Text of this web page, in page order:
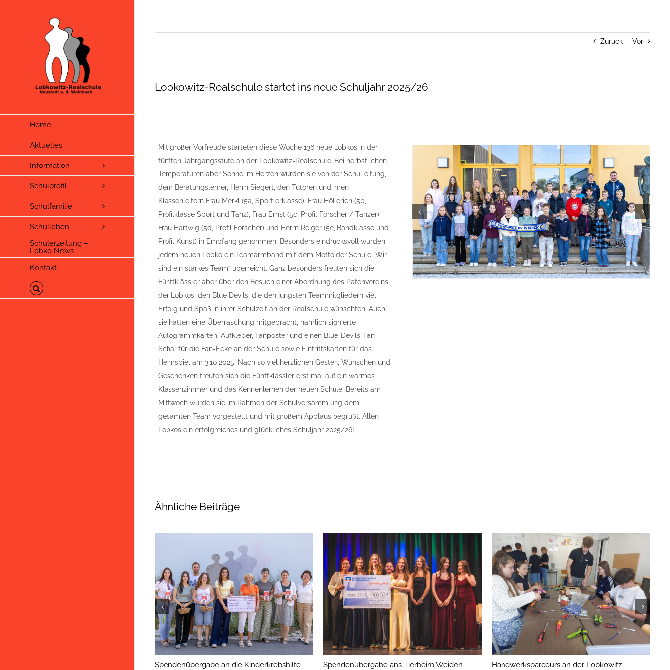
Home
Aktuelles
Information
Schulprofil
Schulfamilie
Schulleben
Schülerzeitung –
Lobko News
Kontakt
Zurück Vor
Lobkowitz-Realschule startet ins neue Schuljahr 2025/26
Mit großer Vorfreude starteten diese Woche 136 neue Lobkos in der
fünften Jahrgangsstufe an der Lobkowitz-Realschule. Bei herbstlichen
Temperaturen aber Sonne im Herzen wurden sie von der Schulleitung,
dem Beratungslehrer, Herrn Siegert, den Tutoren und ihren
Klassenleitern Frau Merkl (5a, Sportlerklasse), Frau Höllerich (5b,
Profilklasse Sport und Tanz), Frau Ernst (5c, Profil Forscher / Tänzer),
Frau Hartwig (5d, Profil Forscher) und Herrn Reiger (5e, Bandklasse und
Profil Kunst) in Empfang genommen. Besonders eindrucksvoll wurden
jedem neuen Lobko ein Teamarmband mit dem Motto der Schule „Wir
sind ein starkes Team“ überreicht. Ganz besonders freuten sich die
Fünftklässler aber über den Besuch einer Abordnung des Patenvereins
der Lobkos, den Blue Devils, die den jüngsten Teammitgliedern viel
Erfolg und Spaß in ihrer Schulzeit an der Realschule wünschten. Auch
sie hatten eine Überraschung mitgebracht, nämlich signierte
Autogrammkarten, Aufkleber, Fanposter und einen Blue-Devils-Fan-
Schal für die Fan-Ecke an der Schule sowie Eintrittskarten für das
Heimspiel am 3.10.2025. Nach so viel herzlichen Gesten, Wünschen und
Geschenken freuten sich die Fünftklässler erst mal auf ein warmes
Klassenzimmer und das Kennenlernen der neuen Schule. Bereits am
Mittwoch wurden sie im Rahmen der Schulversammlung dem
gesamten Team vorgestellt und mit großem Applaus begrüßt. Allen
Lobkos ein erfolgreiches und glückliches Schuljahr 2025/26!
Ähnliche Beiträge
Spendenübergabe an die Kinderkrebshilfe
Spendenübergabe ans Tierheim Weiden
Handwerksparcours an der Lobkowitz-